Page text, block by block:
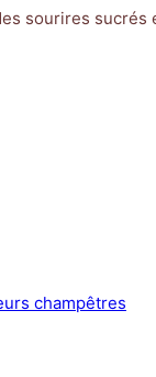
sourires